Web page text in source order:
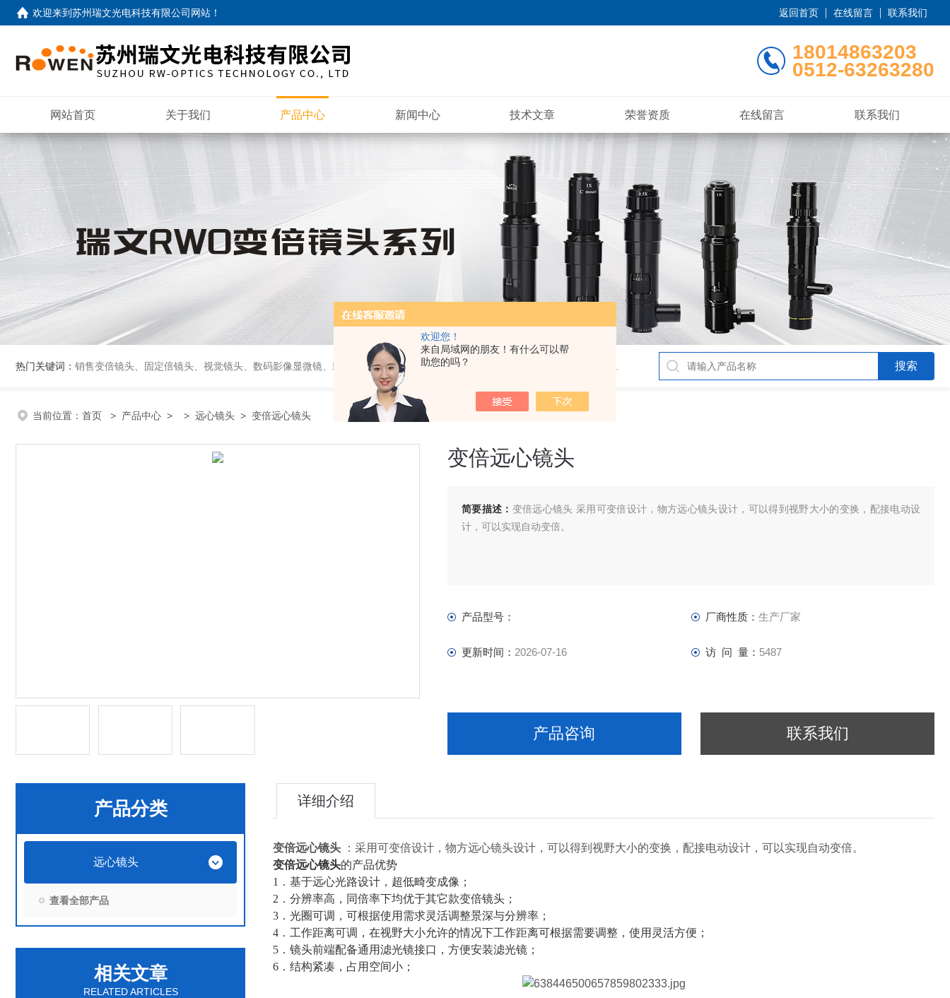
欢迎您！
来自局域网的朋友！有什么可以帮
助您的吗？
欢迎来到苏州瑞文光电科技有限公司网站 ！ 返回首页 在线留言 联系我们
18014863203
0512-63263280
网站首页 关于我们 产品中心 新闻中心 技术文章 荣誉资质 在线留言 联系我们
热门关键词： 销售变倍镜头、固定倍镜头、视觉镜头、数码影像显微镜、影像测量仪器、三维视屏显微镜、自动影像测量仪器、金相显微镜、工具显微镜、显微分析软件、定制显微光学系统
当前位置： 首页 > 产品中心 > > 远心镜头 > 变倍远心镜头
变倍远心镜头
简要描述： 变倍远心镜头 采用可变倍设计，物方远心镜头设计，可以得到视野大小的变换，配接电动设
计，可以实现自动变倍。
产品型号： 厂商性质： 生产厂家
更新时间： 2026-07-16 访 问 量： 5487
产品咨询 联系我们
产品分类
远心镜头
查看全部产品
相关文章
RELATED ARTICLES
详细介绍
变倍远心镜头 ：采用可变倍设计，物方远心镜头设计，可以得到视野大小的变换，配接电动设计，可以实现自动变倍。
变倍远心镜头的产品优势
1．基于远心光路设计，超低畸变成像；
2．分辨率高，同倍率下均优于其它款变倍镜头；
3．光圈可调，可根据使用需求灵活调整景深与分辨率；
4．工作距离可调，在视野大小允许的情况下工作距离可根据需要调整，使用灵活方便；
5．镜头前端配备通用滤光镜接口，方便安装滤光镜；
6．结构紧凑，占用空间小；